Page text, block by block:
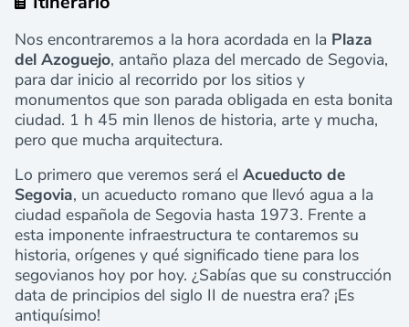
Nos encontraremos a la hora acordada en la Plaza
del Azoguejo, antaño plaza del mercado de Segovia,
para dar inicio al recorrido por los sitios y
monumentos que son parada obligada en esta bonita
ciudad. 1 h 45 min llenos de historia, arte y mucha,
pero que mucha arquitectura.
Lo primero que veremos será el Acueducto de
Segovia, un acueducto romano que llevó agua a la
ciudad española de Segovia hasta 1973. Frente a
esta imponente infraestructura te contaremos su
historia, orígenes y qué significado tiene para los
segovianos hoy por hoy. ¿Sabías que su construcción
data de principios del siglo II de nuestra era? ¡Es
antiquísimo!